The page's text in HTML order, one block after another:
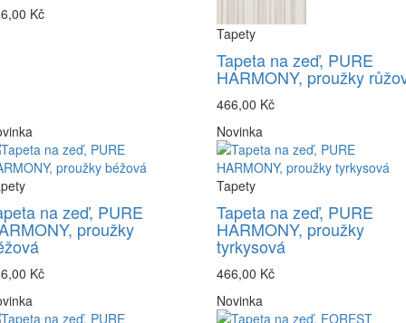
Kč
Tapety
Tapeta na zeď, PURE
HARMONY, proužky
466,00 Kč
na zeď, PURE
proužky
Kč
Novinka
Tapety
Tapeta na zeď, PURE
HARMONY, proužky
tyrkysová
466,00 Kč
Novinka